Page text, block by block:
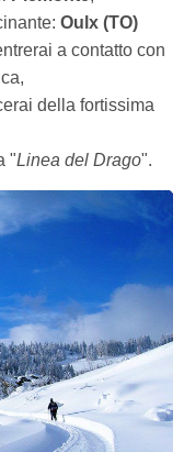
Oulx (TO)
a contatto con
della fortissima
"Linea del Drago".